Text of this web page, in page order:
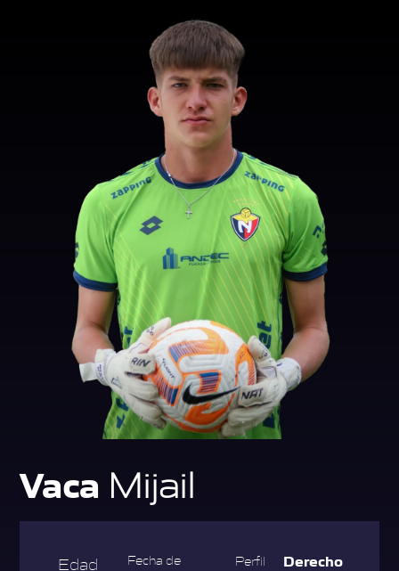
Vaca Mijail
Edad
Fecha de
Perfil Derecho